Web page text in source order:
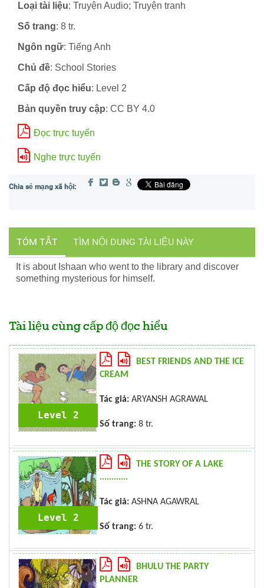
Loại tài liệu: Truyện Audio; Truyện tranh
Số trang: 8 tr.
Ngôn ngữ: Tiếng Anh
Chủ đề: School Stories
Cấp độ đọc hiểu: Level 2
Bản quyền truy cập: CC BY 4.0
Đọc trực tuyến
Nghe trực tuyến
TÓM TẮT TÌM NỘI DUNG TÀI LIỆU NÀY
It is about Ishaan who went to the library and discover
something mysterious for himself.
Tài liệu cùng cấp độ đọc hiểu
Level 2
BEST FRIENDS AND THE ICE
CREAM
Tác giả: ARYANSH AGRAWAL
Số trang: 8 tr.
Level 2
THE STORY OF A LAKE
............
Tác giả: ASHNA AGAWRAL
Số trang: 6 tr.
BHULU THE PARTY
PLANNER